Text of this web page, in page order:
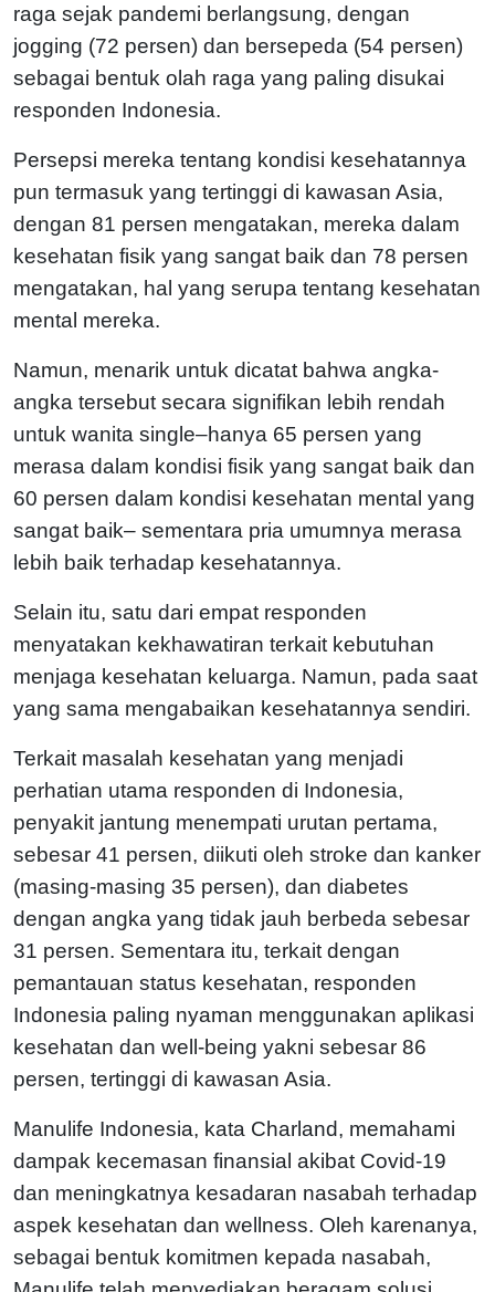
raga sejak pandemi berlangsung, dengan
jogging (72 persen) dan bersepeda (54 persen)
sebagai bentuk olah raga yang paling disukai
responden Indonesia.
Persepsi mereka tentang kondisi kesehatannya
pun termasuk yang tertinggi di kawasan Asia,
dengan 81 persen mengatakan, mereka dalam
kesehatan fisik yang sangat baik dan 78 persen
mengatakan, hal yang serupa tentang kesehatan
mental mereka.
Namun, menarik untuk dicatat bahwa angka-
angka tersebut secara signifikan lebih rendah
untuk wanita single–hanya 65 persen yang
merasa dalam kondisi fisik yang sangat baik dan
60 persen dalam kondisi kesehatan mental yang
sangat baik– sementara pria umumnya merasa
lebih baik terhadap kesehatannya.
Selain itu, satu dari empat responden
menyatakan kekhawatiran terkait kebutuhan
menjaga kesehatan keluarga. Namun, pada saat
yang sama mengabaikan kesehatannya sendiri.
Terkait masalah kesehatan yang menjadi
perhatian utama responden di Indonesia,
penyakit jantung menempati urutan pertama,
sebesar 41 persen, diikuti oleh stroke dan kanker
(masing-masing 35 persen), dan diabetes
dengan angka yang tidak jauh berbeda sebesar
31 persen. Sementara itu, terkait dengan
pemantauan status kesehatan, responden
Indonesia paling nyaman menggunakan aplikasi
kesehatan dan well-being yakni sebesar 86
persen, tertinggi di kawasan Asia.
Manulife Indonesia, kata Charland, memahami
dampak kecemasan finansial akibat Covid-19
dan meningkatnya kesadaran nasabah terhadap
aspek kesehatan dan wellness. Oleh karenanya,
sebagai bentuk komitmen kepada nasabah,